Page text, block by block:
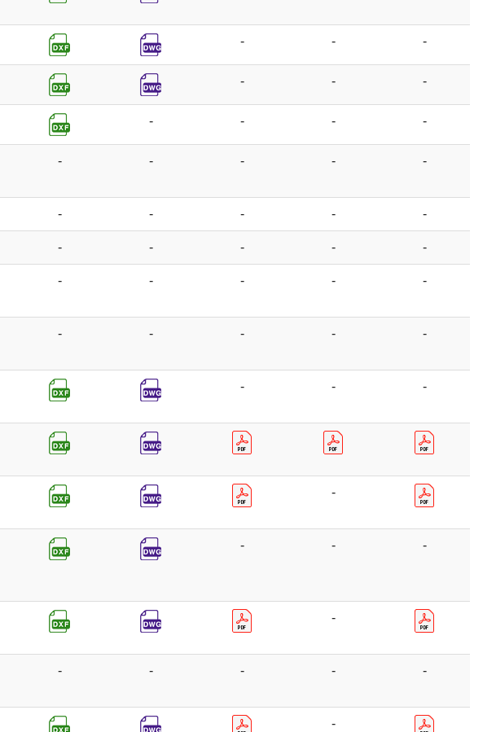
- - -
- - -
- - - -
- - - - -
- - - - -
- - - - -
- - - - -
- - - - -
- - -
-
- - -
-
- - - - -
-